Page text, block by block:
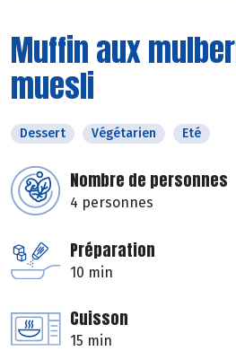
Muffin aux
muesli
Dessert Végétarien Eté
Nombre de personnes
4 personnes
Préparation
10 min
Cuisson
15 min